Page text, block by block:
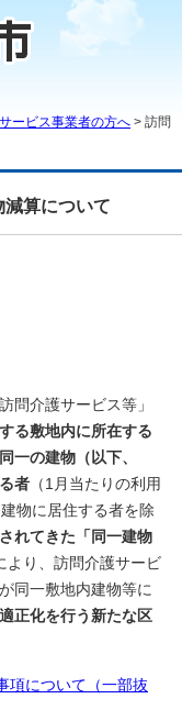
ービス事業者の方へ > 訪問
算について
問介護サービス等」
る敷地内に所在する
一の建物（以下、
者 （1月当たりの利用
物に居住する者を除
れてきた「同一建物
より、訪問介護サービ
が同一敷地内建物等に
正化を行う新たな区
項について（一部抜